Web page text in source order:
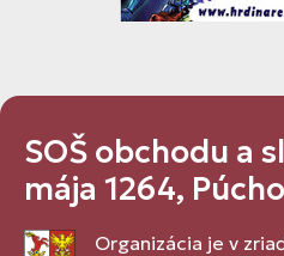
SOŠ obchodu a
mája 1264,
Organizácia je v